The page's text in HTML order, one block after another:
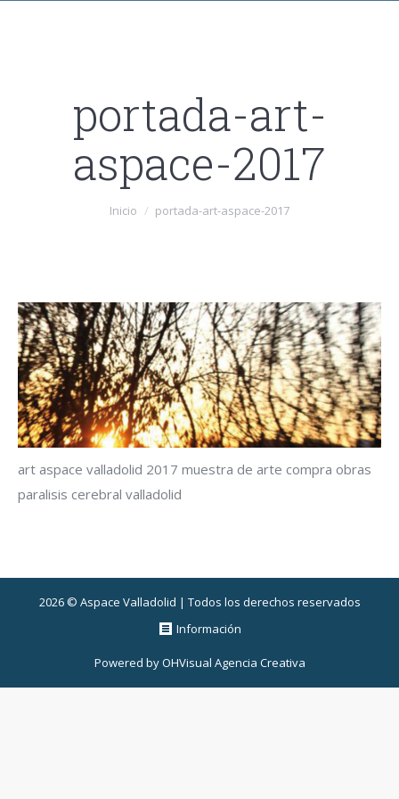
portada-art-
aspace-2017
Inicio portada-art-aspace-2017
art aspace valladolid 2017 muestra de arte compra obras
paralisis cerebral valladolid
2026 © Aspace Valladolid | Todos los derechos reservados
Información
Powered byOHVisual Agencia Creativa